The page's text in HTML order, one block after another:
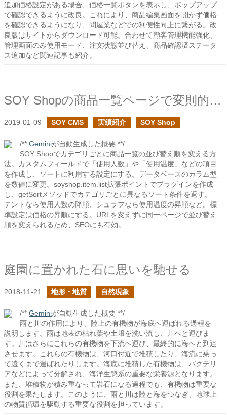
追加価格設定がある場合、価格一覧ボタンを表示し、ポップアップ
で確認できるように改良。これにより、商品編集画面を開かず価格
を確認できるようになり、問屋業などでの利便性向上に繋がる。改
良版はサイトからダウンロード可能。合わせて顧客管理機能強化、
管理画面のみ使用モード、注文状態並び替え、商品確認済ステータ
ス追加など関連記事も紹介。
SOY Shopの商品一覧ページで変則的な並び順の対応をしてみる
2019-01-09 SOY CMS 実績紹介 SOY Shop
/** Geminiが自動生成した概要 **/
SOY Shopでカテゴリごとに商品一覧の並び替え順を変える方
法。カスタムフィールドで「使用人数」や「使用温度」などの項目
を作成し、ソートに利用する設定にする。データベースのカラム型
を数値に変更。soyshop.item.list拡張ポイントでプラグインを作成
し、getSortメソッドでカテゴリごとに異なるソート条件を返す。
テントなら使用人数の降順、シュラフなら使用温度の昇順など。標
準設定は価格の昇順にする。URLを変えずに同一ページで並び替え
順を変えられるため、SEOにも有効。
庭園に置かれた石に思いを馳せる
2018-11-21 地形・地質 自然現象
/** Geminiが自動生成した概要 **/
雨と川の作用により、陸上の有機物が海底へ運ばれる過程を
説明します。雨は地表の枯れ葉や土壌を洗い流し、川へと運びま
す。川はさらにこれらの有機物を下流へ運び、最終的に海へと到達
させます。これらの有機物は、河口付近で堆積したり、海流に乗っ
て遠くまで運ばれたりします。海底に堆積した有機物は、バクテリ
アなどによって分解され、海洋生態系の重要な栄養源となります。
また、堆積物が積み重なって岩石になる過程でも、有機物は重要な
役割を果たします。このように、雨と川は陸と海をつなぎ、地球上
の物質循環を駆動する重要な役割を担っています。